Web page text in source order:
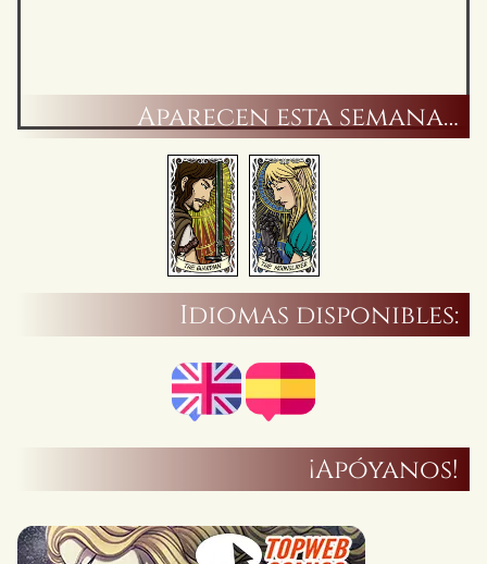
Aparecen esta semana…
Idiomas disponibles:
¡Apóyanos!